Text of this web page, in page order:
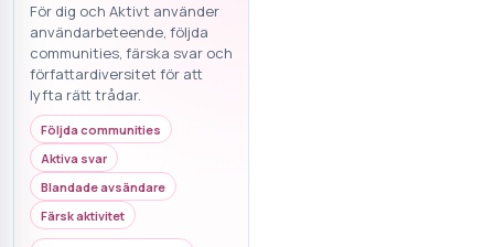
För dig och Aktivt använder
användarbeteende, följda
communities, färska svar och
författardiversitet för att
lyfta rätt trådar.
Följda communities
Aktiva svar
Blandade avsändare
Färsk aktivitet